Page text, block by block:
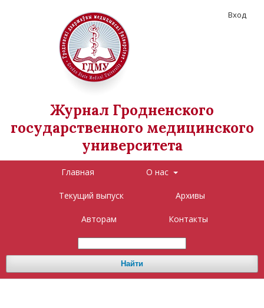
Журнал Гродненского
государственного медицинского
университета
Главная О нас
Текущий выпуск Архивы
Авторам Контакты
Найти
Вход